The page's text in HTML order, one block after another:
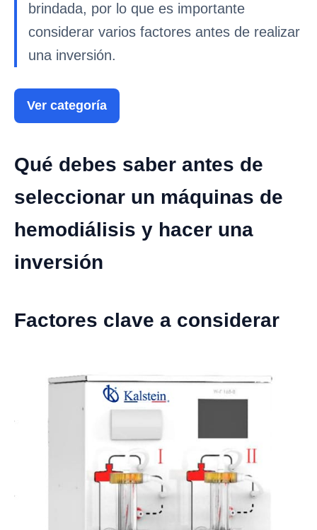
brindada, por lo que es importante
considerar varios factores antes de realizar
una inversión.
Ver categoría
Qué debes saber antes de
seleccionar un máquinas de
hemodiálisis y hacer una
inversión
Factores clave a considerar